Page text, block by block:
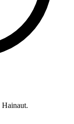
Hainaut.